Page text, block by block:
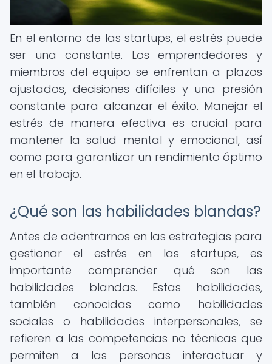
En el entorno de las startups, el estrés puede
ser una constante. Los emprendedores y
miembros del equipo se enfrentan a plazos
ajustados, decisiones difíciles y una presión
constante para alcanzar el éxito. Manejar el
estrés de manera efectiva es crucial para
mantener la salud mental y emocional, así
como para garantizar un rendimiento óptimo
en el trabajo.
¿Qué son las habilidades blandas?
Antes de adentrarnos en las estrategias para
gestionar el estrés en las startups, es
importante comprender qué son las
habilidades blandas. Estas habilidades,
también conocidas como habilidades
sociales o habilidades interpersonales, se
refieren a las competencias no técnicas que
permiten a las personas interactuar y